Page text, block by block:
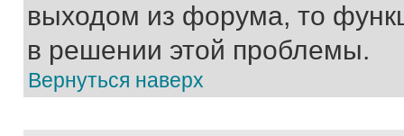
выходом из форума, то
в решении этой проблемы.
Вернуться наверх